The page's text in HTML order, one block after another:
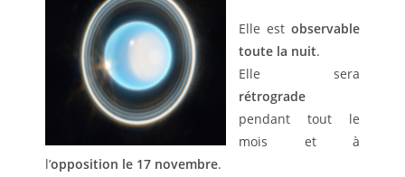
Elle est observable
toute la nuit.
Elle sera
rétrograde
pendant tout le
mois et à
l’opposition le 17 novembre.